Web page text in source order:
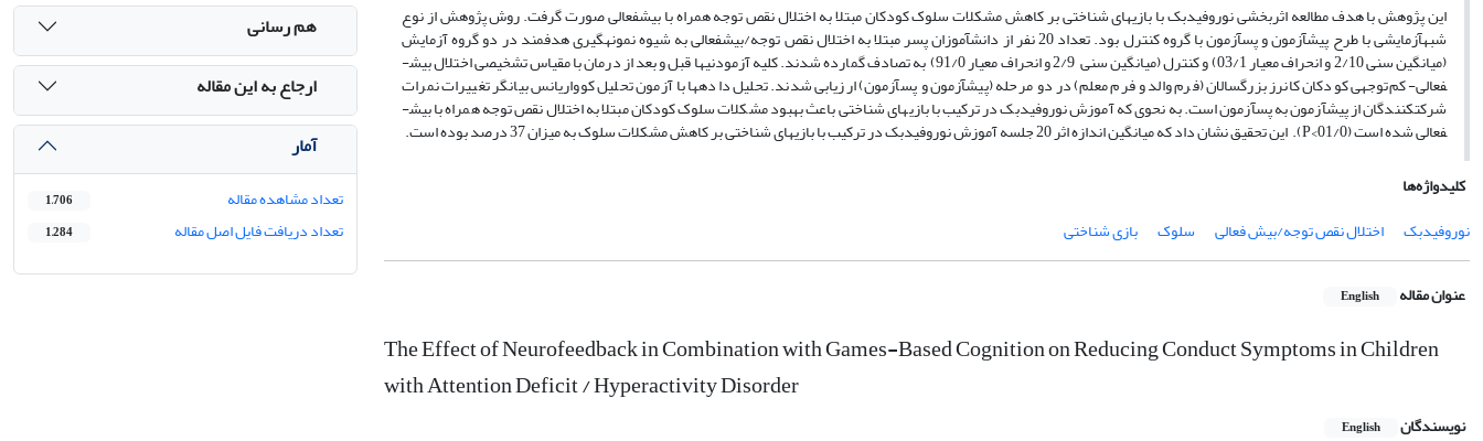
این پژوهش با هدف مطالعه اثربخشی نوروفیدبک با بازی­های شناختی بر کاهش مشکلات سلوک کودکان مبتلا به اختلال نقص توجه همراه با بیش­فعالی صورت گرفت. روش پژوهش از نوع
شبه­آزمایشی با طرح پیش­آزمون و پس­آزمون با گروه کنترل بود. تعداد 20 نفر از دانش­آموزان پسر مبتلا به اختلال نقص توجه/بیش­فعالی به شیوه نمونه­گیری هدفمند در دو گروه آزمایش
(میانگین سنی 2/10 و انحراف معیار 03/1) و کنترل (میانگین سنی 2/9 و انحراف معیار 91/0) به تصادف گمارده شدند. کلیه آزمودنی­ها قبل و بعد از درمان با مقیاس تشخیصی اختلال بیش­
فعالی- کم‌توجهی کودکان کانرز بزرگسالان (فرم والد و فرم معلم) در دو مرحله (پیش­آزمون و پس­آزمون) ارزیابی شدند. تحلیل داده­ها با آزمون تحلیل کوواریانس بیانگر تغییرات نمرات
شرکت­کنندگان از پیش­آزمون به پس­آزمون است. به نحوی که آموزش نوروفیدبک در ترکیب با بازی­های شناختی باعث بهبود مشکلات سلوک کودکان مبتلا به اختلال نقص توجه همراه با بیش­
فعالی شده است (01/0>P).
این تحقیق نشان داد که میانگین اندازه اثر 20 جلسه آموزش نوروفیدبک در ترکیب با بازی­های شناختی بر کاهش مشکلات سلوک به میزان 37 درصد بوده است.
کلیدواژه‌ها
نوروفیدبک
اختلال نقص توجه/بیش فعالی سلوک بازی شناختی
عنوان مقاله English
The Effect of Neurofeedback in Combination with Games-Based Cognition on Reducing Conduct Symptoms in Children
with Attention Deficit / Hyperactivity Disorder
نویسندگان English
هم رسانی
ارجاع به این مقاله
آمار
تعداد مشاهده مقاله 1,706
تعداد دریافت فایل اصل مقاله 1,284